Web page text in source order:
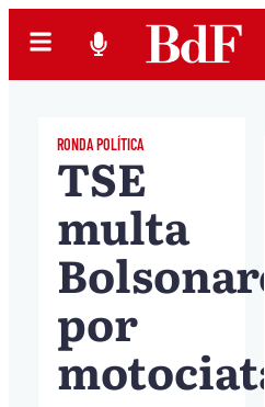
RONDA POLÍTICA
TSE
multa
Bolsonaro
por
motociata